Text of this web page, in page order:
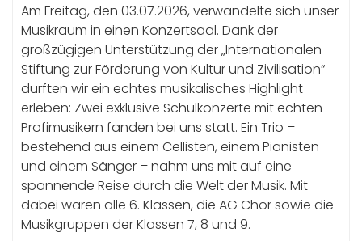
Am Freitag, den 03.07.2026, verwandelte sich unser
Musikraum in einen Konzertsaal. Dank der
großzügigen Unterstützung der „Internationalen
Stiftung zur Förderung von Kultur und Zivilisation“
durften wir ein echtes musikalisches Highlight
erleben: Zwei exklusive Schulkonzerte mit echten
Profimusikern fanden bei uns statt. Ein Trio –
bestehend aus einem Cellisten, einem Pianisten
und einem Sänger – nahm uns mit auf eine
spannende Reise durch die Welt der Musik. Mit
dabei waren alle 6. Klassen, die AG Chor sowie die
Musikgruppen der Klassen 7, 8 und 9.